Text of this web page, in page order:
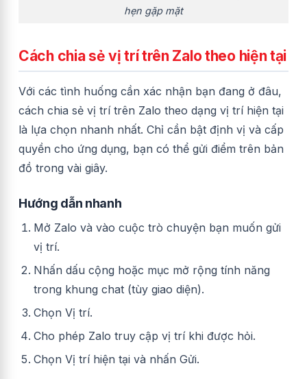
hẹn gặp mặt
Cách chia sẻ vị trí trên Zalo theo hiện tại
Với các tình huống cần xác nhận bạn đang ở đâu,
cách chia sẻ vị trí trên Zalo theo dạng vị trí hiện tại
là lựa chọn nhanh nhất. Chỉ cần bật định vị và cấp
quyền cho ứng dụng, bạn có thể gửi điểm trên bản
đồ trong vài giây.
Hướng dẫn nhanh
Mở Zalo và vào cuộc trò chuyện bạn muốn gửi
vị trí.
Nhấn dấu cộng hoặc mục mở rộng tính năng
trong khung chat (tùy giao diện).
Chọn Vị trí.
Cho phép Zalo truy cập vị trí khi được hỏi.
Chọn Vị trí hiện tại và nhấn Gửi.